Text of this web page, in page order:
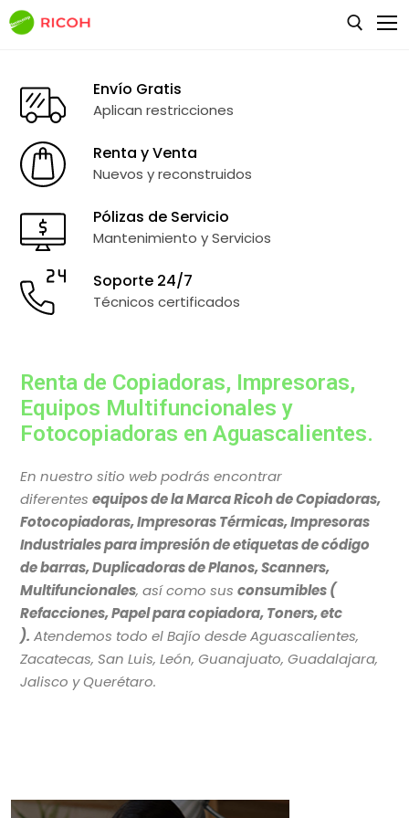
Navecomp
Main Home
Tienda
Single Product
Tienda
Default Kit
Favoritos
Wishlist
Blog
Blog Grid
Blog Layouts
Blog Left Sidebar
Blog Right Sidebar
Pages
About
Contáctanos | Aguascalientes | Zacatecas | León |
404 Not Found
Envío Gratis
Aplican restricciones
Renta y Venta
Nuevos y reconstruidos
Pólizas de Servicio
Mantenimiento y Servicios
Soporte 24/7
Técnicos certificados
Renta de Copiadoras, Impresoras,
Equipos Multifuncionales y
Fotocopiadoras en Aguascalientes.
En nuestro sitio web podrás encontrar
diferentes equipos de la Marca Ricoh de Copiadoras,
Fotocopiadoras, Impresoras Térmicas, Impresoras
Industriales para impresión de etiquetas de código
de barras, Duplicadoras de Planos, Scanners,
Multifuncionales, así como sus consumibles (
Refacciones, Papel para copiadora, Toners, etc
). Atendemos todo el Bajío desde Aguascalientes,
Zacatecas, San Luis, León, Guanajuato, Guadalajara,
Jalisco y Querétaro.